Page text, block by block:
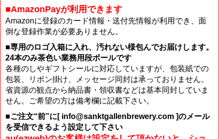
■AmazonPayが利用できます
Amazonに登録のカード情報・送付先情報が利用でき、面
倒な登録作業が必要ありません。
■専用のロゴ入箱に入れ、汚れない様包んでお届けします。
24本のみ茶色い業務用段ボールです
各種のしやギフトシールに対応していますが、包装紙での
包装、リボン掛け、メッセージ同封は承っておりません。
省資源の観点から納品書・領収書などは基本同封していま
せん。ご希望の方は備考欄に記載下さい。
■ご注文“前”に[ info@sanktgallenbrewery.com ]のメール
を受信できるよう設定して下さい